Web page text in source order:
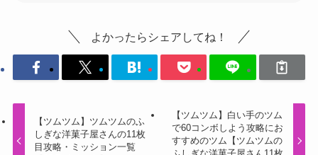
よかったらシェアしてね！
【ツムツム】ツムツムのふ
しぎな洋菓子屋さんの11枚
目攻略・ミッション一覧
【ツムツム】白い手のツム
で60コンボしよう攻略にお
すすめのツム【ツムツムの